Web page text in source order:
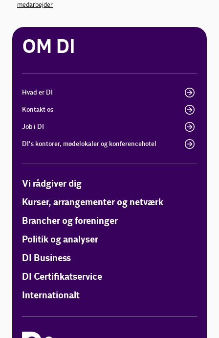
medarbejder
OM DI
Hvad er DI
Kontakt os
Job i DI
DI's kontorer, mødelokaler og konferencehotel
Vi rådgiver dig
Kurser, arrangementer og netværk
Brancher og foreninger
Politik og analyser
DI Business
DI Certifikatservice
Internationalt